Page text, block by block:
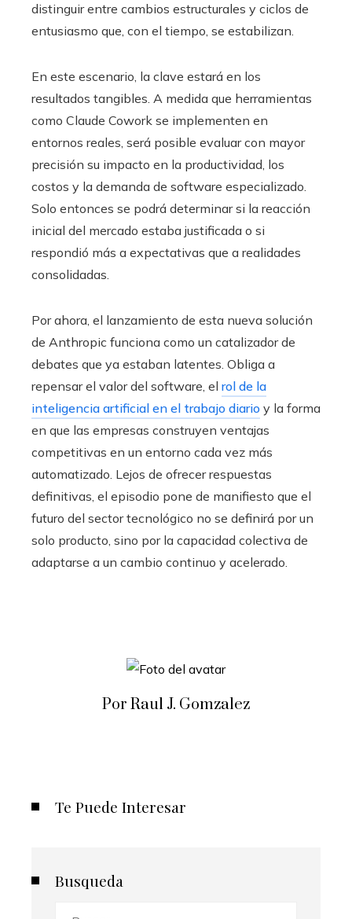
distinguir entre cambios estructurales y ciclos de
entusiasmo que, con el tiempo, se estabilizan.
En este escenario, la clave estará en los
resultados tangibles. A medida que herramientas
como Claude Cowork se implementen en
entornos reales, será posible evaluar con mayor
precisión su impacto en la productividad, los
costos y la demanda de software especializado.
Solo entonces se podrá determinar si la reacción
inicial del mercado estaba justificada o si
respondió más a expectativas que a realidades
consolidadas.
Por ahora, el lanzamiento de esta nueva solución
de Anthropic funciona como un catalizador de
debates que ya estaban latentes. Obliga a
repensar el valor del software, el rol de la
inteligencia artificial en el trabajo diario y la forma
en que las empresas construyen ventajas
competitivas en un entorno cada vez más
automatizado. Lejos de ofrecer respuestas
definitivas, el episodio pone de manifiesto que el
futuro del sector tecnológico no se definirá por un
solo producto, sino por la capacidad colectiva de
adaptarse a un cambio continuo y acelerado.
Por Raul J. Gomzalez
Te Puede Interesar
Busqueda